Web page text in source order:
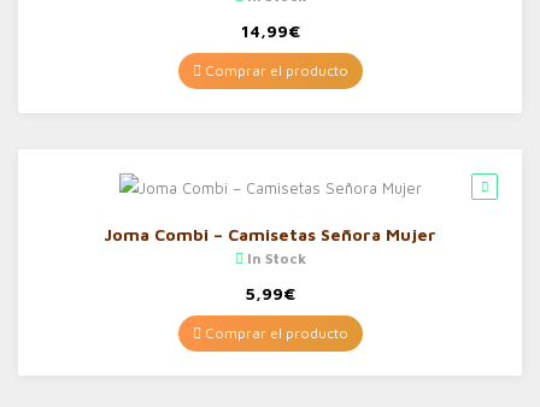
14,99€
Comprar el producto
Joma Combi – Camisetas Señora Mujer
In Stock
5,99€
Comprar el producto